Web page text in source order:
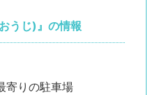
うじ)』の情報
寄りの駐車場